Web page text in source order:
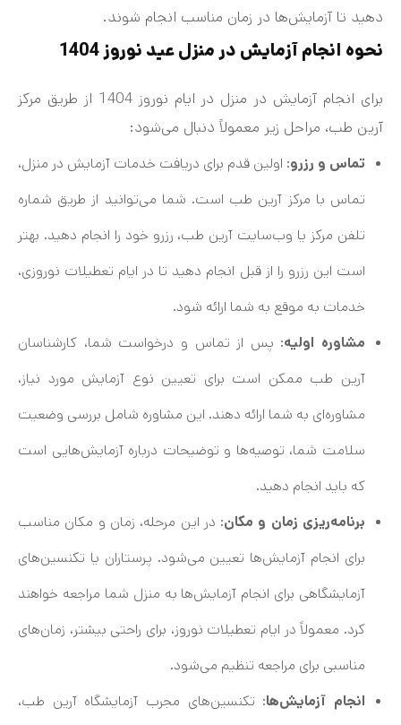
دهید تا آزمایش‌ها در زمان مناسب انجام شوند.
نحوه انجام آزمایش در منزل عید نوروز 1404
برای انجام آزمایش در منزل در ایام نوروز 1404 از طریق مرکز
آرین طب، مراحل زیر معمولاً دنبال می‌شود:
تماس و رزرو: اولین قدم برای دریافت خدمات آزمایش در منزل،
تماس با مرکز آرین طب است. شما می‌توانید از طریق شماره
تلفن مرکز یا وب‌سایت آرین طب، رزرو خود را انجام دهید. بهتر
است این رزرو را از قبل انجام دهید تا در ایام تعطیلات نوروزی،
خدمات به موقع به شما ارائه شود.
مشاوره اولیه: پس از تماس و درخواست شما، کارشناسان
آرین طب ممکن است برای تعیین نوع آزمایش مورد نیاز،
مشاوره‌ای به شما ارائه دهند. این مشاوره شامل بررسی وضعیت
سلامت شما، توصیه‌ها و توضیحات درباره آزمایش‌هایی است
که باید انجام دهید.
برنامه‌ریزی زمان و مکان: در این مرحله، زمان و مکان مناسب
برای انجام آزمایش‌ها تعیین می‌شود. پرستاران یا تکنسین‌های
آزمایشگاهی برای انجام آزمایش‌ها به منزل شما مراجعه خواهند
کرد. معمولاً در ایام تعطیلات نوروز، برای راحتی بیشتر، زمان‌های
مناسبی برای مراجعه تنظیم می‌شود.
انجام آزمایش‌ها: تکنسین‌های مجرب آزمایشگاه آرین طب،